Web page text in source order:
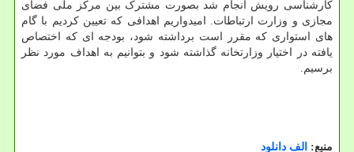
کارشناسی رویش انجام شد بصورت مشترک بین مرکز ملی فضای
مجازی و وزارت ارتباطات. امیدواریم اهدافی که تعیین کردیم با گام
های استواری که مقرر است برداشته شود، بودجه ای که اختصاص
یافته در اختیار وزارتخانه گذاشته شود و بتوانیم به اهداف مورد نظر
برسیم.
منبع: الف دانلود